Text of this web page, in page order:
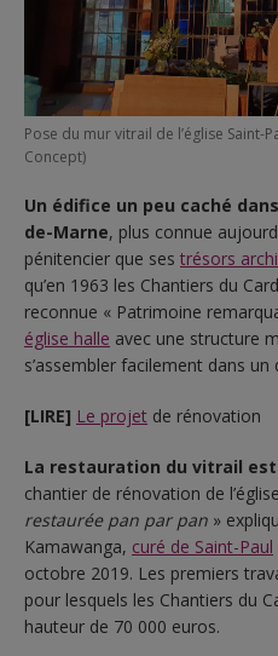
Pose du mur vitrail de l’église Saint-
Concept)
Un édifice un peu caché
de-Marne, plus connue
pénitencier que ses trésors
qu’en 1963 les Chantiers du
reconnue « Patrimoine
église halle avec une structure
s’assembler facilement dans
[LIRE] Le projet de rénovation
La restauration du vitrail
chantier de rénovation de
restaurée pan par pan »
Kamawanga, curé de Saint-Paul
octobre 2019. Les premiers
pour lesquels les Chantiers du
hauteur de 70 000 euros.